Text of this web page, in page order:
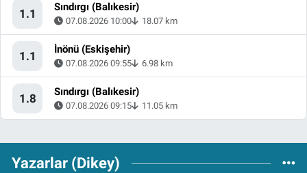
1.1 Sındırgı (Balıkesir)
07.08.2026 10:00 18.07 km
1.1 İnönü (Eskişehir)
07.08.2026 09:55 6.98 km
1.8 Sındırgı (Balıkesir)
07.08.2026 09:15 11.05 km
Yazarlar (Dikey)